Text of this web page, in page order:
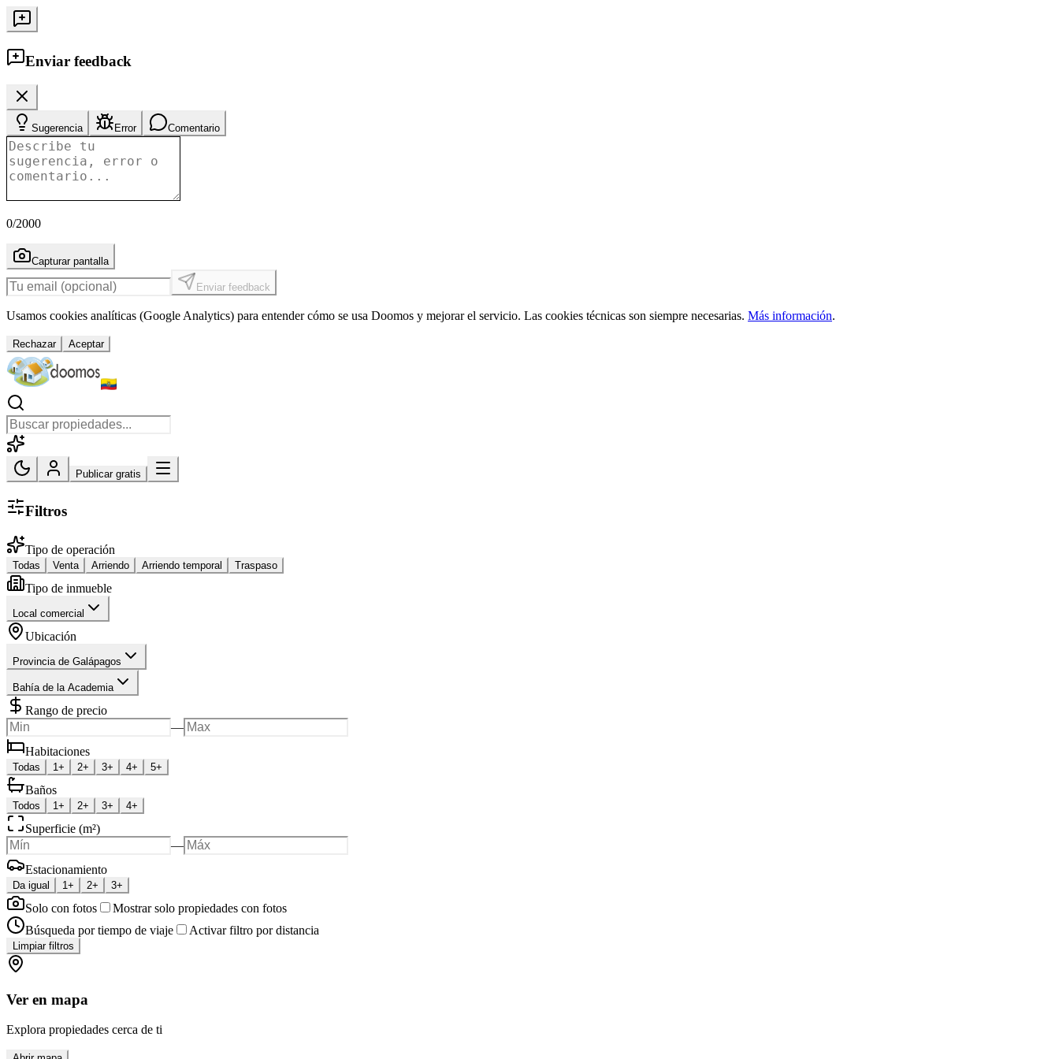
Enviar feedback
Sugerencia Error Comentario
0/2000
Capturar pantalla
Enviar feedback
Usamos cookies analíticas (Google Analytics) para entender cómo se usa Doomos y mejorar el servicio. Las cookies técnicas son siempre necesarias. Más información.
Rechazar Aceptar
Publicar gratis
Filtros
Tipo de operación
Todas Venta Arriendo Arriendo temporal Traspaso
Tipo de inmueble
Local comercial
Ubicación
Provincia de Galápagos
Bahía de la Academia
Rango de precio
—
Habitaciones
Todas 1+ 2+ 3+ 4+ 5+
Baños
Todos 1+ 2+ 3+ 4+
Superficie (m²)
—
Estacionamiento
Da igual 1+ 2+ 3+
Solo con fotos
Mostrar solo propiedades con fotos
Búsqueda por tiempo de viaje
Activar filtro por distancia
Limpiar filtros
Ver en mapa
Explora propiedades cerca de ti